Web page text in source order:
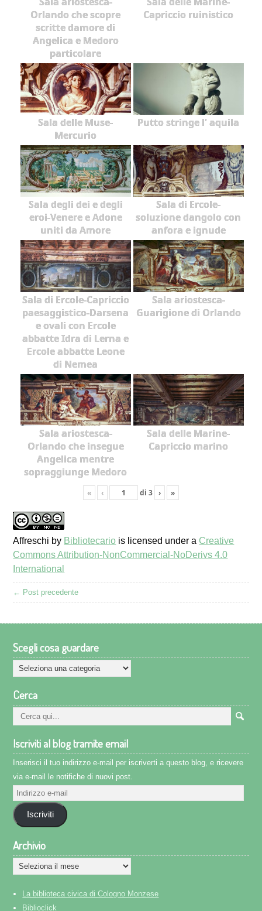
Orlando che scopre
scritte damore di
Angelica e Medoro
particolare
Capriccio ruinistico
Sala delle Muse-
Mercurio
Putto stringe l' aquila
Sala degli dei e degli
eroi-Venere e Adone
uniti da Amore
Sala di Ercole-
soluzione dangolo con
anfora e ignude
Sala di Ercole-Capriccio
paesaggistico-Darsena
e ovali con Ercole
abbatte Idra di Lerna e
Ercole abbatte Leone
di Nemea
Sala ariostesca-
Guarigione di Orlando
Sala ariostesca-
Orlando che insegue
Angelica mentre
sopraggiunge Medoro
Sala delle Marine-
Capriccio marino
« ‹ di 3 › »
Affreschi by Bibliotecario is licensed under a Creative
Commons Attribution-NonCommercial-NoDerivs 4.0
International
← Post precedente
Scegli cosa guardare
Scegli
cosa
guardare
Cerca
Iscriviti al blog tramite email
Inserisci il tuo indirizzo e-mail per iscriverti a questo blog, e ricevere
via e-mail le notifiche di nuovi post.
Indirizzo
e-
mail
Iscriviti
Archivio
Archivio
La biblioteca civica di Cologno Monzese
Biblioclick